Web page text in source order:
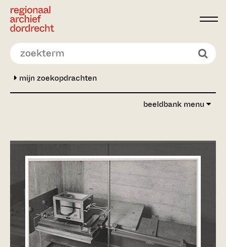
Ga direct naar de inhoud
mijn zoekopdrachten
beeldbank menu